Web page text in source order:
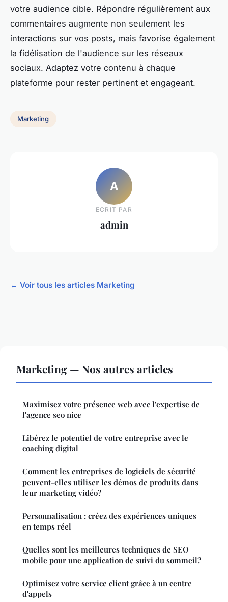
votre audience cible. Répondre régulièrement aux
commentaires augmente non seulement les
interactions sur vos posts, mais favorise également
la fidélisation de l'audience sur les réseaux
sociaux. Adaptez votre contenu à chaque
plateforme pour rester pertinent et engageant.
Marketing
A
ECRIT PAR
admin
← Voir tous les articles Marketing
Marketing — Nos autres articles
Maximisez votre présence web avec l'expertise de
l'agence seo nice
Libérez le potentiel de votre entreprise avec le
coaching digital
Comment les entreprises de logiciels de sécurité
peuvent-elles utiliser les démos de produits dans
leur marketing vidéo?
Personnalisation : créez des expériences uniques
en temps réel
Quelles sont les meilleures techniques de SEO
mobile pour une application de suivi du sommeil?
Optimisez votre service client grâce à un centre
d'appels